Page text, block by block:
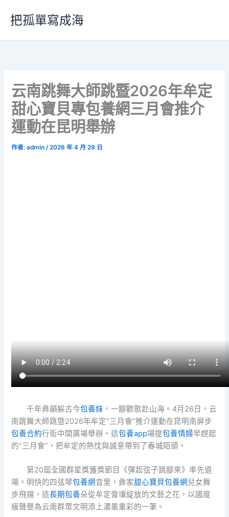
要
把孤單寫成海
云南跳舞大師跳暨2026年牟定
甜心寶貝專包養網三月會推介
運動在昆明舉辦
作者:admin/2026 年 4 月 29 日
千年彝韻躲古今包養妹 ，一腳歡歌赴山海。4月26日，云
南跳舞大師跳暨2026年牟定“三月會”推介運動在昆明南屏步
包養合約行街中間廣場舉辦。這包養app場提包養情婦早趕起
的“三月會”，把牟定的熱忱與誠意帶到了春城陌頭。
第20屆全國群星獎獲獎節目《彈起弦子跳腳來》率先退
場。明快的四弦琴包養網音里，彝家甜心寶貝包養網 兒女舞
步飛揚，這長期包養朵從牟定膏壤綻放的文藝之花，以國度
級聲譽為云南群眾文明添上濃墨重彩的一筆。